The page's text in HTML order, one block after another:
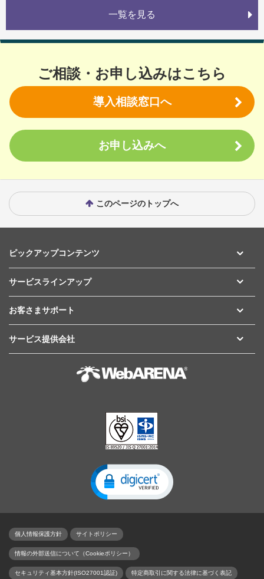
一覧を見る
ご相談・お申し込みはこちら
導入相談窓口へ
お申し込みへ
このページのトップへ
ピックアップコンテンツ
サービスラインアップ
お客さまサポート
サービス提供会社
個人情報保護方針 サイトポリシー
情報の外部送信について（Cookieポリシー）
セキュリティ基本方針(ISO27001認証) 特定商取引に関する法律に基づく表記